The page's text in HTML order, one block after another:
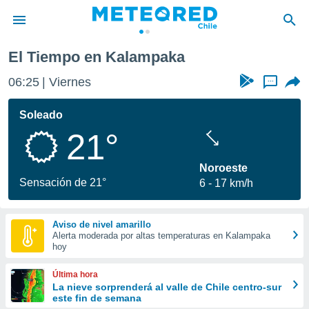
de
por
que se
calidad.
a este
las
y
forma
digital
basada
El Tiempo en Kalampaka
06:25 Viernes ...
Soleado
21°
Sensación de 21°
Noroeste
6
17 km/h
Aviso de nivel amarillo
Alerta moderada por altas temperaturas en Kalampaka
hoy
Última hora
La nieve sorprenderá al valle de Chile centro-sur
este fin de semana